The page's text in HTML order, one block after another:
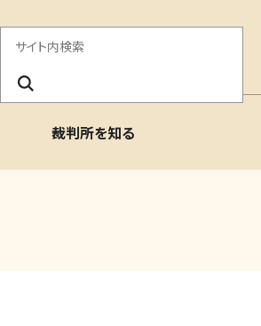
サ
イ
ト
検
裁判所を知る